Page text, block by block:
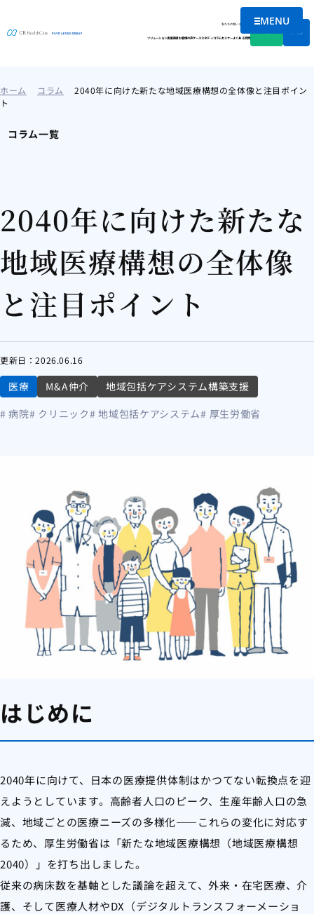
メニュー
MENU
私たちの想い会社情報
ソリューション支援実績お客様の声ケーススタディコラムセミナーよくある質問
ホーム コラム
2040年に向けた新たな地域医療構想の全体像と注目ポイン
ト
コラム一覧
2040年に向けた新たな
地域医療構想の全体像
と注目ポイント
更新日：2026.06.16
医療 M&A仲介
地域包括ケアシステム構築支援
# 病院# クリニック# 地域包括ケアシステム# 厚生労働省
はじめに
2040年に向けて、日本の医療提供体制はかつてない転換点を迎
えようとしています。高齢者人口のピーク、生産年齢人口の急
減、地域ごとの医療ニーズの多様化——これらの変化に対応す
るため、厚生労働省は「新たな地域医療構想（地域医療構想
2040）」を打ち出しました。
従来の病床数を基軸とした議論を超えて、外来・在宅医療、介
護、そして医療人材やDX（デジタルトランスフォーメーショ